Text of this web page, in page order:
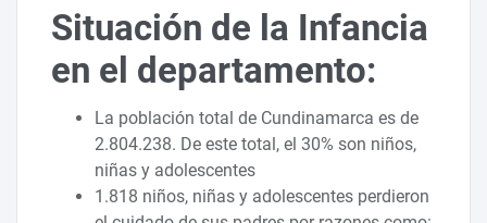
Situación de la Infancia
en el departamento:
La población total de Cundinamarca es de
2.804.238. De este total, el 30% son niños,
niñas y adolescentes
1.818 niños, niñas y adolescentes perdieron